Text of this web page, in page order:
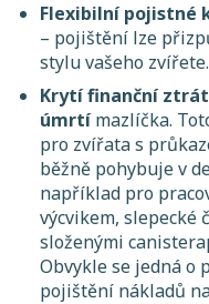
Flexibilní pojistné
– pojištění lze
stylu vašeho zvířete.
Krytí finanční
úmrtímazlíčka.
pro zvířata s
běžně pohybuje v
například pro
výcvikem, slepecké
složenými
Obvykle se jedná o
pojištění nákladů